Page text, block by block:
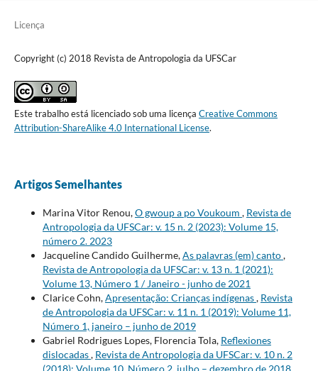
Licença
Copyright (c) 2018 Revista de Antropologia da UFSCar
Este trabalho está licenciado sob uma licença Creative Commons
Attribution-ShareAlike 4.0 International License.
Artigos Semelhantes
Marina Vitor Renou,O gwoup a po Voukoum , Revista de
Antropologia da UFSCar: v. 15 n. 2 (2023): Volume 15,
número 2. 2023
Jacqueline Candido Guilherme,As palavras (em) canto,
Revista de Antropologia da UFSCar: v. 13 n. 1 (2021):
Volume 13, Número 1 / Janeiro - junho de 2021
Clarice Cohn,Apresentação: Crianças indígenas, Revista
de Antropologia da UFSCar: v. 11 n. 1 (2019): Volume 11,
Número 1, janeiro – junho de 2019
Gabriel Rodrigues Lopes, Florencia Tola, Reflexiones
dislocadas, Revista de Antropologia da UFSCar: v. 10 n. 2